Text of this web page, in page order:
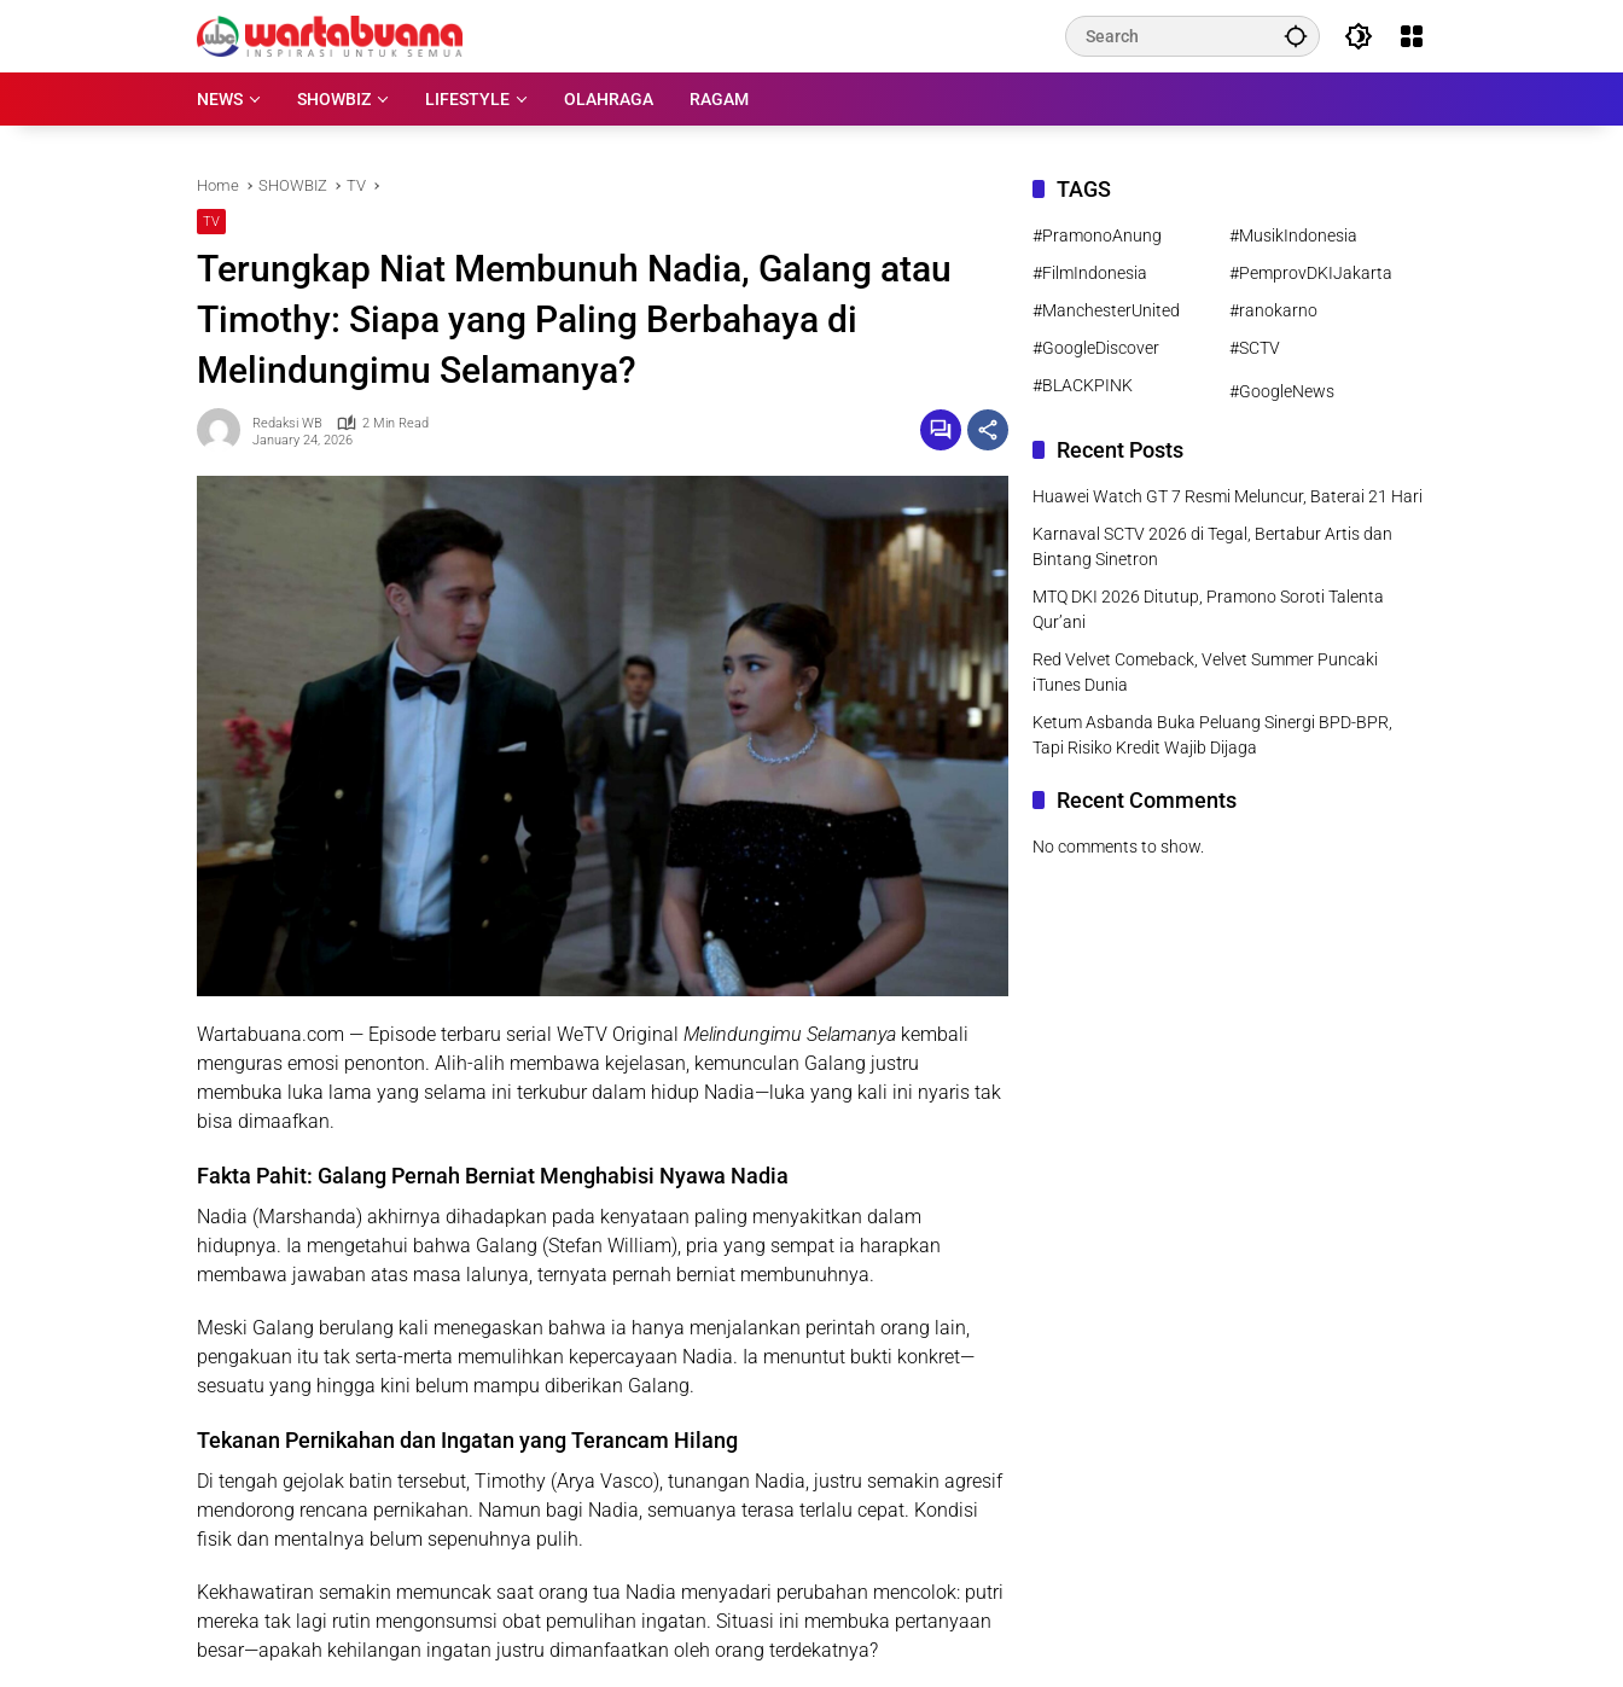
NEWS
SHOWBIZ LIFESTYLE OLAHRAGA RAGAM
Home SHOWBIZ TV
TV
Terungkap Niat Membunuh Nadia, Galang atau
Timothy: Siapa yang Paling Berbahaya di
Melindungimu Selamanya?
Redaksi WB
2 Min Read
January 24, 2026
Wartabuana.com — Episode terbaru serial WeTV Original Melindungimu Selamanya kembali
menguras emosi penonton. Alih-alih membawa kejelasan, kemunculan Galang justru
membuka luka lama yang selama ini terkubur dalam hidup Nadia—luka yang kali ini nyaris tak
bisa dimaafkan.
Fakta Pahit: Galang Pernah Berniat Menghabisi Nyawa Nadia
Nadia (Marshanda) akhirnya dihadapkan pada kenyataan paling menyakitkan dalam
hidupnya. Ia mengetahui bahwa Galang (Stefan William), pria yang sempat ia harapkan
membawa jawaban atas masa lalunya, ternyata pernah berniat membunuhnya.
Meski Galang berulang kali menegaskan bahwa ia hanya menjalankan perintah orang lain,
pengakuan itu tak serta-merta memulihkan kepercayaan Nadia. Ia menuntut bukti konkret—
sesuatu yang hingga kini belum mampu diberikan Galang.
Tekanan Pernikahan dan Ingatan yang Terancam Hilang
Di tengah gejolak batin tersebut, Timothy (Arya Vasco), tunangan Nadia, justru semakin agresif
mendorong rencana pernikahan. Namun bagi Nadia, semuanya terasa terlalu cepat. Kondisi
fisik dan mentalnya belum sepenuhnya pulih.
Kekhawatiran semakin memuncak saat orang tua Nadia menyadari perubahan mencolok: putri
mereka tak lagi rutin mengonsumsi obat pemulihan ingatan. Situasi ini membuka pertanyaan
besar—apakah kehilangan ingatan justru dimanfaatkan oleh orang terdekatnya?
TAGS
#PramonoAnung
#MusikIndonesia
#FilmIndonesia
#PemprovDKIJakarta
#ManchesterUnited
#ranokarno
#GoogleDiscover
#SCTV
#BLACKPINK
#GoogleNews
Recent Posts
Huawei Watch GT 7 Resmi Meluncur, Baterai 21 Hari
Karnaval SCTV 2026 di Tegal, Bertabur Artis dan
Bintang Sinetron
MTQ DKI 2026 Ditutup, Pramono Soroti Talenta
Qur’ani
Red Velvet Comeback, Velvet Summer Puncaki
iTunes Dunia
Ketum Asbanda Buka Peluang Sinergi BPD-BPR,
Tapi Risiko Kredit Wajib Dijaga
Recent Comments
No comments to show.